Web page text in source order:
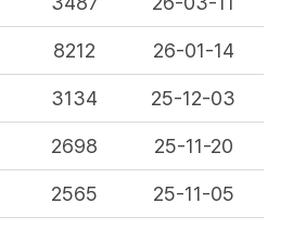
8212 26-01-14
3134 25-12-03
2698 25-11-20
2565 25-11-05